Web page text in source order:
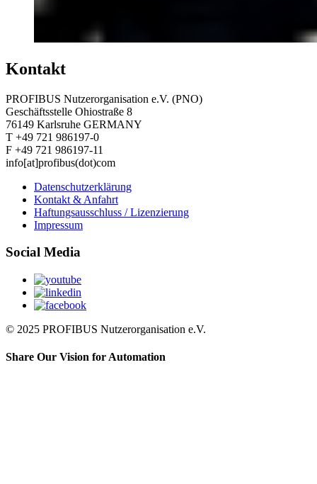
Kontakt
PROFIBUS Nutzerorganisation e.V. (PNO)
Geschäftsstelle Ohiostraße 8
76149 Karlsruhe GERMANY
T +49 721 986197-0
F +49 721 986197-11
info[at]profibus(dot)com
Datenschutzerklärung
Kontakt & Anfahrt
Haftungsausschluss / Lizenzierung
Impressum
Social Media
© 2025 PROFIBUS Nutzerorganisation e.V.
Share Our Vision for Automation